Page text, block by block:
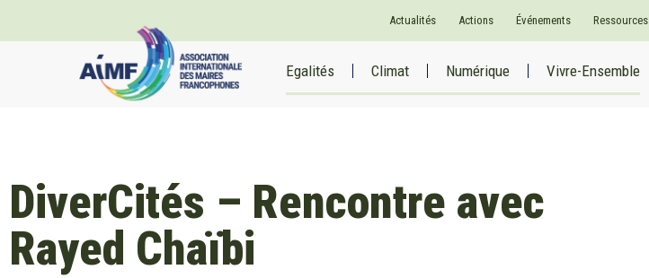
Actualités Actions Événements Ressources
Egalités Climat Numérique Vivre-Ensemble
DiverCités – Rencontre avec
Rayed Chaïbi